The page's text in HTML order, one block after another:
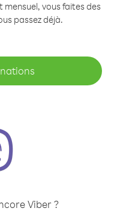
vous faites des
passez déjà.
Viber ?